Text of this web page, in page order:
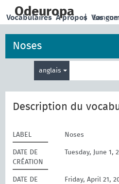
main
Odeuropa |
Vocabulaires À propos Vos
Noses
anglais
de
recherche
Description du
LABEL Noses
DATE DE
CRÉATION
Tuesday, June 1,
DATE DE
Friday, April 21,